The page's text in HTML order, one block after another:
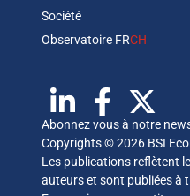
Société
Observatoire FRCH
Abonnez vous à notre
Copyrights © 2026 BSI
Les publications reflètent
auteurs et sont publiées à